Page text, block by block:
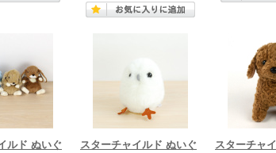
ルド ぬいぐ
スターチャイルド ぬいぐ
スターチャ